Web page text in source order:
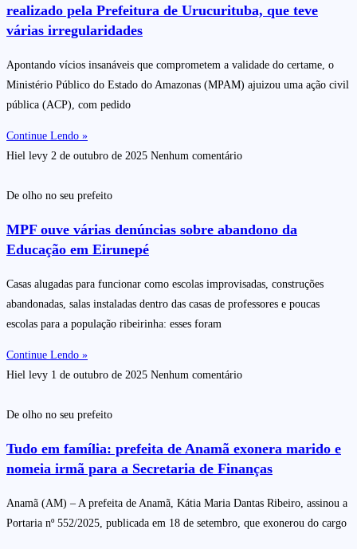
realizado pela Prefeitura de Urucurituba, que teve
várias irregularidades
Apontando vícios insanáveis que comprometem a validade do certame, o
Ministério Público do Estado do Amazonas (MPAM) ajuizou uma ação civil
pública (ACP), com pedido
Continue Lendo »
Hiel levy 2 de outubro de 2025 Nenhum comentário
De olho no seu prefeito
MPF ouve várias denúncias sobre abandono da
Educação em Eirunepé
Casas alugadas para funcionar como escolas improvisadas, construções
abandonadas, salas instaladas dentro das casas de professores e poucas
escolas para a população ribeirinha: esses foram
Continue Lendo »
Hiel levy 1 de outubro de 2025 Nenhum comentário
De olho no seu prefeito
Tudo em família: prefeita de Anamã exonera marido e
nomeia irmã para a Secretaria de Finanças
Anamã (AM) – A prefeita de Anamã, Kátia Maria Dantas Ribeiro, assinou a
Portaria nº 552/2025, publicada em 18 de setembro, que exonerou do cargo